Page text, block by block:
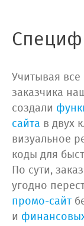
Учитывая
заказчика
создали
сайта в двух
визуальное
коды для
По сути,
угодно
промо-сайт
и